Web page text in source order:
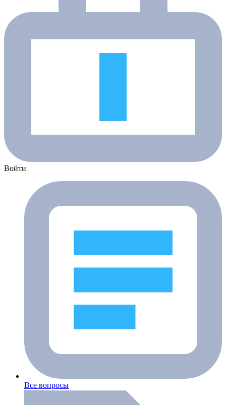
Войти
Все вопросы